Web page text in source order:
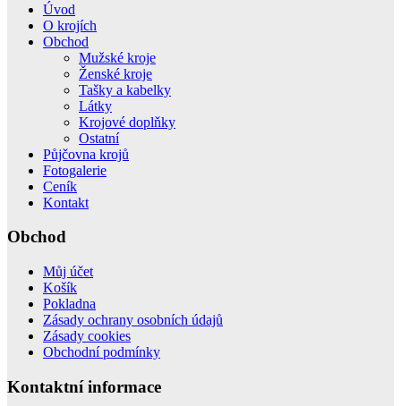
Úvod
O krojích
Obchod
Mužské kroje
Ženské kroje
Tašky a kabelky
Látky
Krojové doplňky
Ostatní
Půjčovna krojů
Fotogalerie
Ceník
Kontakt
Obchod
Můj účet
Košík
Pokladna
Zásady ochrany osobních údajů
Zásady cookies
Obchodní podmínky
Kontaktní informace